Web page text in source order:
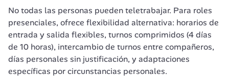
No todas las personas pueden teletrabajar. Para roles
presenciales, ofrece flexibilidad alternativa: horarios de
entrada y salida flexibles, turnos comprimidos (4 días
de 10 horas), intercambio de turnos entre compañeros,
días personales sin justificación, y adaptaciones
específicas por circunstancias personales.